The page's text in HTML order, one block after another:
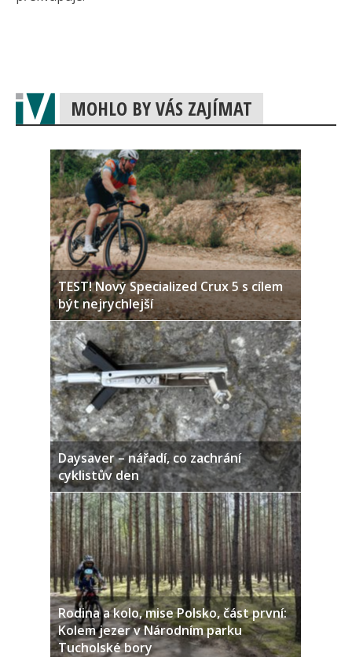
MOHLO BY VÁS ZAJÍMAT
TEST! Nový Specialized Crux 5 s cílem
být nejrychlejší
Daysaver – nářadí, co zachrání
cyklistův den
Rodina a kolo, mise Polsko, část první:
Kolem jezer v Národním parku
Tucholské bory